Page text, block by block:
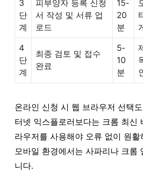
3
단
계
피부양자 등록 신청
서 작성 및 서류 업
로드
15-
20
분
4
단
계
최종 검토 및 접수
완료
5-
10
분
온라인 신청 시 웹 브라우저 선택
터넷 익스플로러보다는 크롬 최신
라우저를 사용해야 오류 없이 원활
모바일 환경에서는 사파리나 크롬
니다.